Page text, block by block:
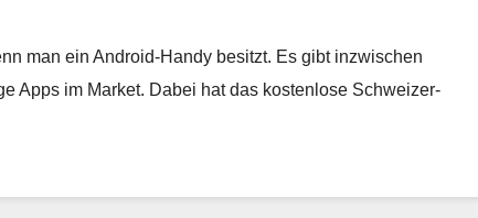
man ein Android-Handy besitzt. Es gibt inzwischen
Apps im Market. Dabei hat das kostenlose Schweizer-